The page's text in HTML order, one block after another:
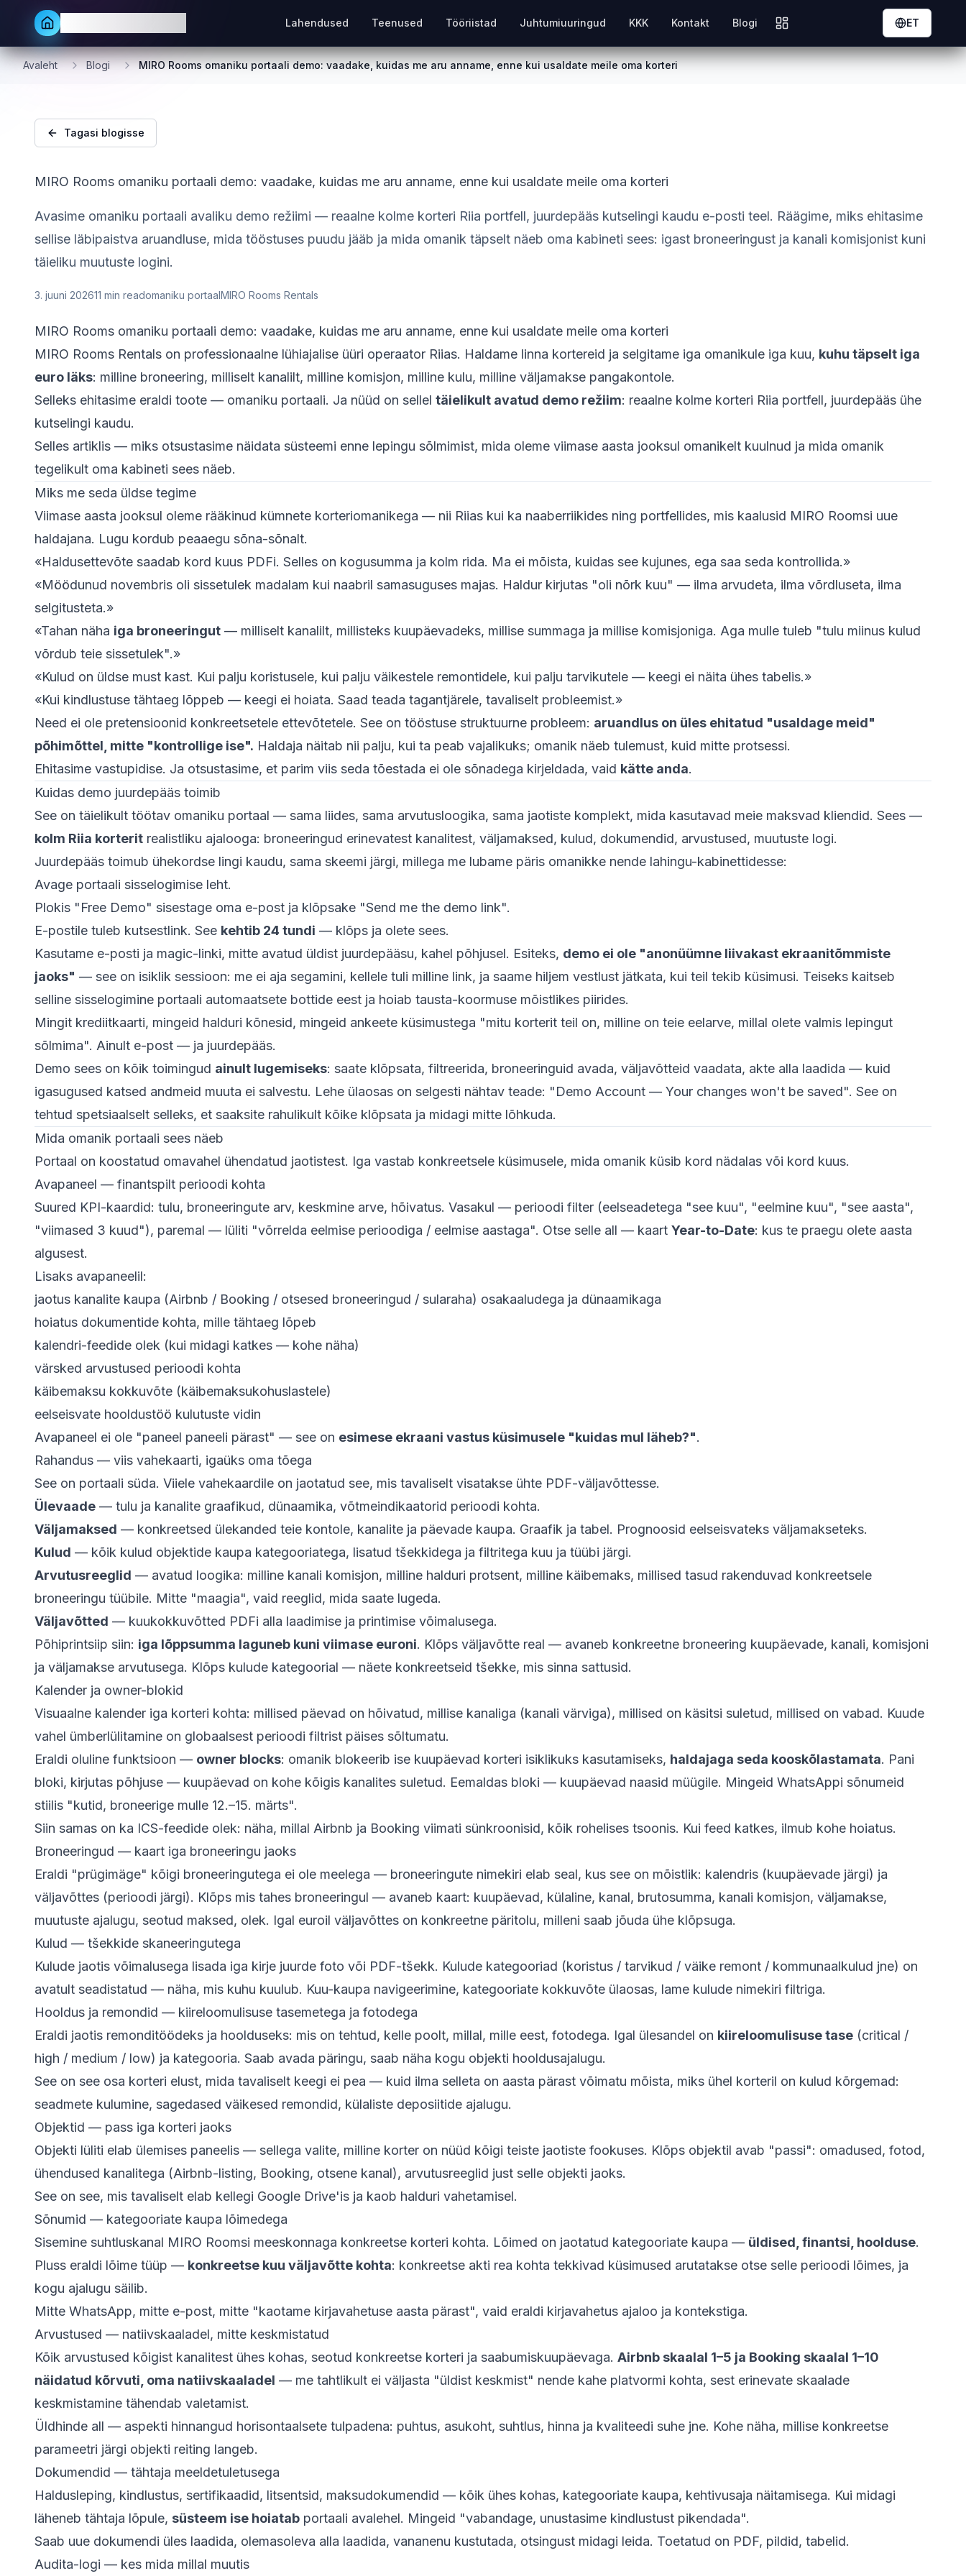
Lahendused Teenused Tööriistad Juhtumiuuringud KKK Kontakt Blogi ET
Avaleht Blogi MIRO Rooms omaniku portaali demo: vaadake, kuidas me aru anname, enne kui usaldate meile oma korteri
Tagasi blogisse
MIRO Rooms omaniku portaali demo: vaadake, kuidas me aru anname, enne kui usaldate meile oma korteri
Avasime omaniku portaali avaliku demo režiimi — reaalne kolme korteri Riia portfell, juurdepääs kutselingi kaudu e-posti teel. Räägime, miks ehitasime
sellise läbipaistva aruandluse, mida tööstuses puudu jääb ja mida omanik täpselt näeb oma kabineti sees: igast broneeringust ja kanali komisjonist kuni
täieliku muutuste logini.
3. juuni 202611 min readomaniku portaalMIRO Rooms Rentals
MIRO Rooms omaniku portaali demo: vaadake, kuidas me aru anname, enne kui usaldate meile oma korteri
MIRO Rooms Rentals on professionaalne lühiajalise üüri operaator Riias. Haldame linna kortereid ja selgitame iga omanikule iga kuu, kuhu täpselt iga
euro läks: milline broneering, milliselt kanalilt, milline komisjon, milline kulu, milline väljamakse pangakontole.
Selleks ehitasime eraldi toote — omaniku portaali. Ja nüüd on sellel täielikult avatud demo režiim: reaalne kolme korteri Riia portfell, juurdepääs ühe
kutselingi kaudu.
Selles artiklis — miks otsustasime näidata süsteemi enne lepingu sõlmimist, mida oleme viimase aasta jooksul omanikelt kuulnud ja mida omanik
tegelikult oma kabineti sees näeb.
Miks me seda üldse tegime
Viimase aasta jooksul oleme rääkinud kümnete korteriomanikega — nii Riias kui ka naaberriikides ning portfellides, mis kaalusid MIRO Roomsi uue
haldajana. Lugu kordub peaaegu sõna-sõnalt.
«Haldusettevõte saadab kord kuus PDFi. Selles on kogusumma ja kolm rida. Ma ei mõista, kuidas see kujunes, ega saa seda kontrollida.»
«Möödunud novembris oli sissetulek madalam kui naabril samasuguses majas. Haldur kirjutas "oli nõrk kuu" — ilma arvudeta, ilma võrdluseta, ilma
selgitusteta.»
«Tahan näha iga broneeringut — milliselt kanalilt, millisteks kuupäevadeks, millise summaga ja millise komisjoniga. Aga mulle tuleb "tulu miinus kulud
võrdub teie sissetulek".»
«Kulud on üldse must kast. Kui palju koristusele, kui palju väikestele remontidele, kui palju tarvikutele — keegi ei näita ühes tabelis.»
«Kui kindlustuse tähtaeg lõppeb — keegi ei hoiata. Saad teada tagantjärele, tavaliselt probleemist.»
Need ei ole pretensioonid konkreetsetele ettevõtetele. See on tööstuse struktuurne probleem: aruandlus on üles ehitatud "usaldage meid"
põhimõttel, mitte "kontrollige ise". Haldaja näitab nii palju, kui ta peab vajalikuks; omanik näeb tulemust, kuid mitte protsessi.
Ehitasime vastupidise. Ja otsustasime, et parim viis seda tõestada ei ole sõnadega kirjeldada, vaid kätte anda.
Kuidas demo juurdepääs toimib
See on täielikult töötav omaniku portaal — sama liides, sama arvutusloogika, sama jaotiste komplekt, mida kasutavad meie maksvad kliendid. Sees —
kolm Riia korterit realistliku ajalooga: broneeringud erinevatest kanalitest, väljamaksed, kulud, dokumendid, arvustused, muutuste logi.
Juurdepääs toimub ühekordse lingi kaudu, sama skeemi järgi, millega me lubame päris omanikke nende lahingu-kabinettidesse:
Avage portaali sisselogimise leht.
Plokis "Free Demo" sisestage oma e-post ja klõpsake "Send me the demo link".
E-postile tuleb kutsestlink. See kehtib 24 tundi — klõps ja olete sees.
Kasutame e-posti ja magic-linki, mitte avatud üldist juurdepääsu, kahel põhjusel. Esiteks, demo ei ole "anonüümne liivakast ekraanitõmmiste
jaoks" — see on isiklik sessioon: me ei aja segamini, kellele tuli milline link, ja saame hiljem vestlust jätkata, kui teil tekib küsimusi. Teiseks kaitseb
selline sisselogimine portaali automaatsete bottide eest ja hoiab tausta-koormuse mõistlikes piirides.
Mingit krediitkaarti, mingeid halduri kõnesid, mingeid ankeete küsimustega "mitu korterit teil on, milline on teie eelarve, millal olete valmis lepingut
sõlmima". Ainult e-post — ja juurdepääs.
Demo sees on kõik toimingud ainult lugemiseks: saate klõpsata, filtreerida, broneeringuid avada, väljavõtteid vaadata, akte alla laadida — kuid
igasugused katsed andmeid muuta ei salvestu. Lehe ülaosas on selgesti nähtav teade: "Demo Account — Your changes won't be saved". See on
tehtud spetsiaalselt selleks, et saaksite rahulikult kõike klõpsata ja midagi mitte lõhkuda.
Mida omanik portaali sees näeb
Portaal on koostatud omavahel ühendatud jaotistest. Iga vastab konkreetsele küsimusele, mida omanik küsib kord nädalas või kord kuus.
Avapaneel — finantspilt perioodi kohta
Suured KPI-kaardid: tulu, broneeringute arv, keskmine arve, hõivatus. Vasakul — perioodi filter (eelseadetega "see kuu", "eelmine kuu", "see aasta",
"viimased 3 kuud"), paremal — lüliti "võrrelda eelmise perioodiga / eelmise aastaga". Otse selle all — kaart Year-to-Date: kus te praegu olete aasta
algusest.
Lisaks avapaneelil:
jaotus kanalite kaupa (Airbnb / Booking / otsesed broneeringud / sularaha) osakaaludega ja dünaamikaga
hoiatus dokumentide kohta, mille tähtaeg lõpeb
kalendri-feedide olek (kui midagi katkes — kohe näha)
värsked arvustused perioodi kohta
käibemaksu kokkuvõte (käibemaksukohuslastele)
eelseisvate hooldustöö kulutuste vidin
Avapaneel ei ole "paneel paneeli pärast" — see on esimese ekraani vastus küsimusele "kuidas mul läheb?".
Rahandus — viis vahekaarti, igaüks oma tõega
See on portaali süda. Viiele vahekaardile on jaotatud see, mis tavaliselt visatakse ühte PDF-väljavõttesse.
Ülevaade — tulu ja kanalite graafikud, dünaamika, võtmeindikaatorid perioodi kohta.
Väljamaksed — konkreetsed ülekanded teie kontole, kanalite ja päevade kaupa. Graafik ja tabel. Prognoosid eelseisvateks väljamakseteks.
Kulud — kõik kulud objektide kaupa kategooriatega, lisatud tšekkidega ja filtritega kuu ja tüübi järgi.
Arvutusreeglid — avatud loogika: milline kanali komisjon, milline halduri protsent, milline käibemaks, millised tasud rakenduvad konkreetsele
broneeringu tüübile. Mitte "maagia", vaid reeglid, mida saate lugeda.
Väljavõtted — kuukokkuvõtted PDFi alla laadimise ja printimise võimalusega.
Põhiprintsiip siin: iga lõppsumma laguneb kuni viimase euroni. Klõps väljavõtte real — avaneb konkreetne broneering kuupäevade, kanali, komisjoni
ja väljamakse arvutusega. Klõps kulude kategoorial — näete konkreetseid tšekke, mis sinna sattusid.
Kalender ja owner-blokid
Visuaalne kalender iga korteri kohta: millised päevad on hõivatud, millise kanaliga (kanali värviga), millised on käsitsi suletud, millised on vabad. Kuude
vahel ümberlülitamine on globaalsest perioodi filtrist päises sõltumatu.
Eraldi oluline funktsioon — owner blocks: omanik blokeerib ise kuupäevad korteri isiklikuks kasutamiseks, haldajaga seda kooskõlastamata. Pani
bloki, kirjutas põhjuse — kuupäevad on kohe kõigis kanalites suletud. Eemaldas bloki — kuupäevad naasid müügile. Mingeid WhatsAppi sõnumeid
stiilis "kutid, broneerige mulle 12.–15. märts".
Siin samas on ka ICS-feedide olek: näha, millal Airbnb ja Booking viimati sünkroonisid, kõik rohelises tsoonis. Kui feed katkes, ilmub kohe hoiatus.
Broneeringud — kaart iga broneeringu jaoks
Eraldi "prügimäge" kõigi broneeringutega ei ole meelega — broneeringute nimekiri elab seal, kus see on mõistlik: kalendris (kuupäevade järgi) ja
väljavõttes (perioodi järgi). Klõps mis tahes broneeringul — avaneb kaart: kuupäevad, külaline, kanal, brutosumma, kanali komisjon, väljamakse,
muutuste ajalugu, seotud maksed, olek. Igal euroil väljavõttes on konkreetne päritolu, milleni saab jõuda ühe klõpsuga.
Kulud — tšekkide skaneeringutega
Kulude jaotis võimalusega lisada iga kirje juurde foto või PDF-tšekk. Kulude kategooriad (koristus / tarvikud / väike remont / kommunaalkulud jne) on
avatult seadistatud — näha, mis kuhu kuulub. Kuu-kaupa navigeerimine, kategooriate kokkuvõte ülaosas, lame kulude nimekiri filtriga.
Hooldus ja remondid — kiireloomulisuse tasemetega ja fotodega
Eraldi jaotis remonditöödeks ja hoolduseks: mis on tehtud, kelle poolt, millal, mille eest, fotodega. Igal ülesandel on kiireloomulisuse tase (critical /
high / medium / low) ja kategooria. Saab avada päringu, saab näha kogu objekti hooldusajalugu.
See on see osa korteri elust, mida tavaliselt keegi ei pea — kuid ilma selleta on aasta pärast võimatu mõista, miks ühel korteril on kulud kõrgemad:
seadmete kulumine, sagedased väikesed remondid, külaliste deposiitide ajalugu.
Objektid — pass iga korteri jaoks
Objekti lüliti elab ülemises paneelis — sellega valite, milline korter on nüüd kõigi teiste jaotiste fookuses. Klõps objektil avab "passi": omadused, fotod,
ühendused kanalitega (Airbnb-listing, Booking, otsene kanal), arvutusreeglid just selle objekti jaoks.
See on see, mis tavaliselt elab kellegi Google Drive'is ja kaob halduri vahetamisel.
Sõnumid — kategooriate kaupa lõimedega
Sisemine suhtluskanal MIRO Roomsi meeskonnaga konkreetse korteri kohta. Lõimed on jaotatud kategooriate kaupa — üldised, finantsi, hoolduse.
Pluss eraldi lõime tüüp — konkreetse kuu väljavõtte kohta: konkreetse akti rea kohta tekkivad küsimused arutatakse otse selle perioodi lõimes, ja
kogu ajalugu säilib.
Mitte WhatsApp, mitte e-post, mitte "kaotame kirjavahetuse aasta pärast", vaid eraldi kirjavahetus ajaloo ja kontekstiga.
Arvustused — natiivskaaladel, mitte keskmistatud
Kõik arvustused kõigist kanalitest ühes kohas, seotud konkreetse korteri ja saabumiskuupäevaga. Airbnb skaalal 1–5 ja Booking skaalal 1–10
näidatud kõrvuti, oma natiivskaaladel — me tahtlikult ei väljasta "üldist keskmist" nende kahe platvormi kohta, sest erinevate skaalade
keskmistamine tähendab valetamist.
Üldhinde all — aspekti hinnangud horisontaalsete tulpadena: puhtus, asukoht, suhtlus, hinna ja kvaliteedi suhe jne. Kohe näha, millise konkreetse
parameetri järgi objekti reiting langeb.
Dokumendid — tähtaja meeldetuletusega
Haldusleping, kindlustus, sertifikaadid, litsentsid, maksudokumendid — kõik ühes kohas, kategooriate kaupa, kehtivusaja näitamisega. Kui midagi
läheneb tähtaja lõpule, süsteem ise hoiatab portaali avalehel. Mingeid "vabandage, unustasime kindlustust pikendada".
Saab uue dokumendi üles laadida, olemasoleva alla laadida, vananenu kustutada, otsingust midagi leida. Toetatud on PDF, pildid, tabelid.
Audita-logi — kes mida millal muutis